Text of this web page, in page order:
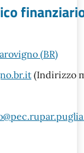
(BR)
(Indirizzo